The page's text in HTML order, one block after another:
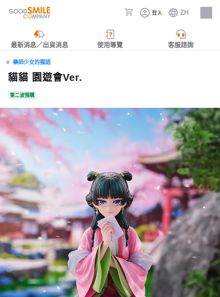
登入 ZH
人才招募
最新消息／出貨消息 使用導覽 客服諮詢
藥師少女的獨語
貓貓 園遊會Ver.
第二波預購